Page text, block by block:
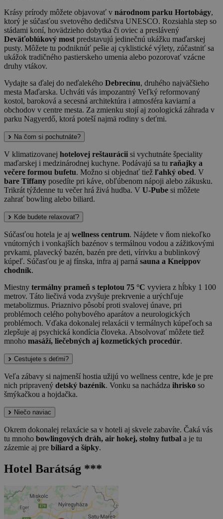
Krásy prírody môžete objavovať v národnom parku Hortobágy,
ktorý je súčasťou svetového dedičstva UNESCO. Rozsiahla step so
stádami koní, hovädzieho dobytka či oviec a preslávený
Deväťoblúkový most predstavujú jedinečnú ukážku maďarskej
pusty. Môžete tu podniknúť pešie aj cyklistické výlety, zúčastniť sa
ukážok tradičného pastierskeho umenia alebo pozorovať vzácne
druhy vtákov.
Vydajte sa ďalej do neďalekého Debrecínu, druhého najväčšieho
mesta Maďarska. Uchváti vás impozantný Veľký reformovaný
kostol, baroková a secesná architektúra i atmosféra kaviarní a
obchodov v centre mesta. Za zmienku stojí aj zoologická záhrada v
parku Nagyerdő, ktorá poteší najmä rodiny s deťmi.
Na čom si pochutnáte?
V klimatizovanej hotelovej reštaurácii si vychutnáte špeciality
maďarskej i medzinárodnej kuchyne. Podávajú sa tu raňajky a
večere formou bufetu. Možno si objednať tiež ľahký obed. V
bare Tiffany posedíte pri káve, obľúbenom nápoji alebo zákusku.
Trikrát týždenne tu večer hrá živá hudba. V U-Pube si môžete
zahrať bowling alebo biliard.
Kde budete relaxovať?
Súčasťou hotela je aj wellness centrum. Nájdete v ňom niekoľko
vnútorných i vonkajších bazénov s termálnou vodou a zážitkovými
prvkami, plavecký bazén, bazén pre deti, vírivku a bublinkový
kúpeľ. Súčasťou je aj fínska, infra aj parná sauna a Kneippov
chodník.
Miestny termálny prameň s teplotou 75 °C vyviera z hĺbky 1 100
metrov. Táto liečivá voda zvyšuje prekrvenie a urýchľuje
metabolizmus. Priaznivo pôsobí proti svalovej únave, pri
problémoch celého pohybového aparátov a neurologických
problémoch. Vďaka dokonalej relaxácii v termálnych kúpeľoch sa
zlepšuje aj psychická kondícia človeka. Absolvovať môžete tiež
mnoho masáží, liečebných aj kozmetických procedúr.
Cestujete s deťmi?
Veľa zábavy si najmenší hostia užijú vo wellness centre, kde je pre
nich pripravený detský bazénik. Vonku sa nachádza ihrisko so
šmýkačkou a hojdačka.
Niečo naviac
Okrem dokonalej relaxácie sa v hoteli aj skvele zabavíte. Čaká vás
tu mnoho bowlingových dráh, air hokej, stolny futbal a je tu
zázemie aj pre biliard a šípky.
Hotel Barátság ***